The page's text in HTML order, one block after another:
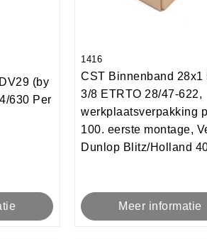
(by
630 Per
1416
CST Binnenband 28x1
3/8 ETRTO 28/47-622,
werkplaatsverpakking
100. eerste montage,
Dunlop Blitz/Holland
Meer informatie